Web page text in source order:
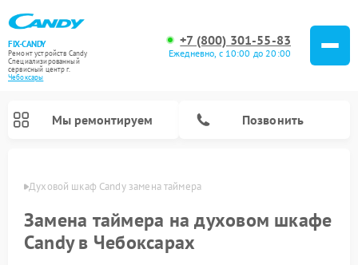
FIX-CANDY
Ремонт устройств Candy
Специализированный
cервисный центр г.
Чебоксары
+7 (800) 301-55-83
Ежедневно, с 10:00 до 20:00
Мы ремонтируем Позвонить
Духовой шкаф Candy замена таймера
Замена таймера на духовом шкафе
Candy в Чебоксарах